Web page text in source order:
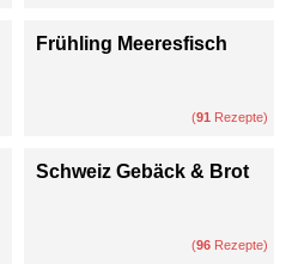
Frühling Meeresfisch
(91 Rezepte)
Schweiz Gebäck & Brot
(96 Rezepte)